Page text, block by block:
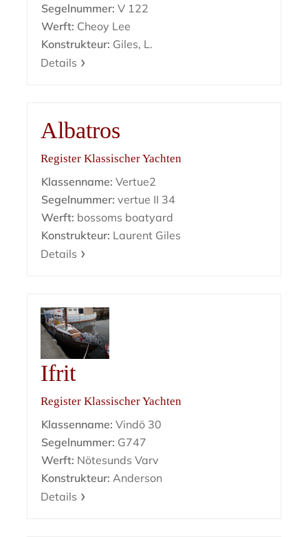
Segelnummer: V 122
Werft: Cheoy Lee
Konstrukteur: Giles, L.
Details
Albatros
Register Klassischer Yachten
Klassenname: Vertue2
Segelnummer: vertue II 34
Werft: bossoms boatyard
Konstrukteur: Laurent Giles
Details
Ifrit
Register Klassischer Yachten
Klassenname: Vindö 30
Segelnummer: G747
Werft: Nötesunds Varv
Konstrukteur: Anderson
Details